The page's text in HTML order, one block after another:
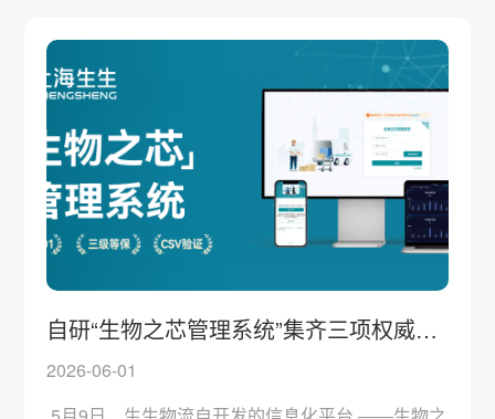
第二批优秀员工前往重庆，游览解放碑、长江索
道、洪崖洞等地标，雨中泛舟乌江画廊，走进蚩尤
九黎城观赏川剧变脸，最后参观三峡博物馆，品
自研“生物之芯管理系统”集齐三项权威合
规认证
2026-06-01